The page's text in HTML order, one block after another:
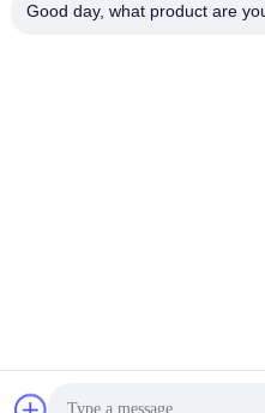
Mall, rue Wugang, région
Good day, what product are